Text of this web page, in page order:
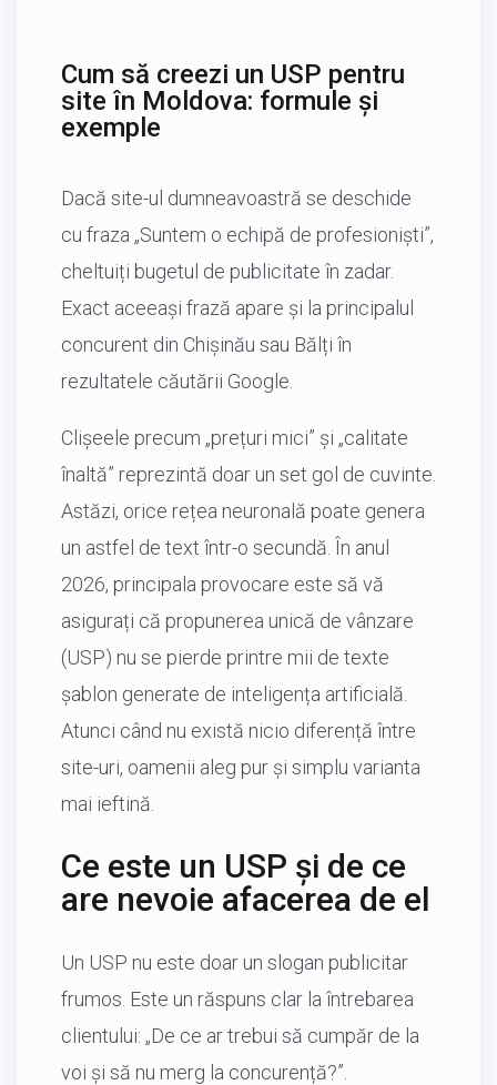
Cum să creezi un USP pentru
site în Moldova: formule și
exemple
Dacă site-ul dumneavoastră se deschide
cu fraza „Suntem o echipă de profesioniști”,
cheltuiți bugetul de publicitate în zadar.
Exact aceeași frază apare și la principalul
concurent din Chișinău sau Bălți în
rezultatele căutării Google.
Clișeele precum „prețuri mici” și „calitate
înaltă” reprezintă doar un set gol de cuvinte.
Astăzi, orice rețea neuronală poate genera
un astfel de text într-o secundă. În anul
2026, principala provocare este să vă
asigurați că propunerea unică de vânzare
(USP) nu se pierde printre mii de texte
șablon generate de inteligența artificială.
Atunci când nu există nicio diferență între
site-uri, oamenii aleg pur și simplu varianta
mai ieftină.
Ce este un USP și de ce
are nevoie afacerea de el
Un USP nu este doar un slogan publicitar
frumos. Este un răspuns clar la întrebarea
clientului: „De ce ar trebui să cumpăr de la
voi și să nu merg la concurență?”.